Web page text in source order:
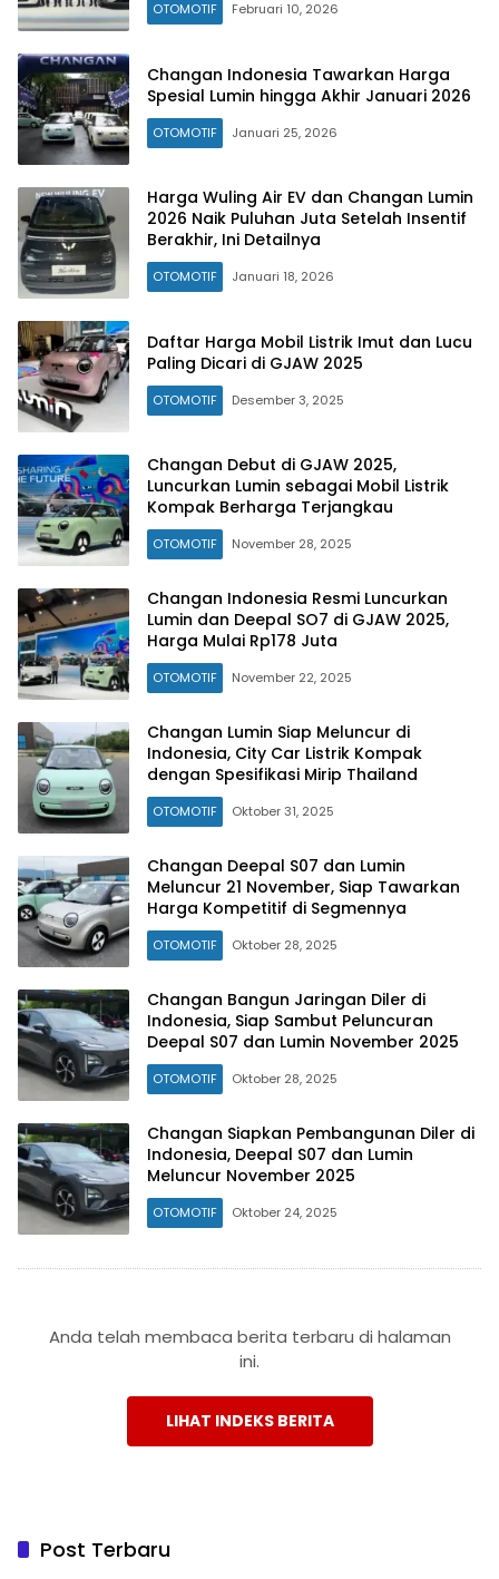
OTOMOTIF Februari 10, 2026
Changan Indonesia Tawarkan Harga
Spesial Lumin hingga Akhir Januari 2026
OTOMOTIF Januari 25, 2026
Harga Wuling Air EV dan Changan Lumin
2026 Naik Puluhan Juta Setelah Insentif
Berakhir, Ini Detailnya
OTOMOTIF Januari 18, 2026
Daftar Harga Mobil Listrik Imut dan Lucu
Paling Dicari di GJAW 2025
OTOMOTIF Desember 3, 2025
Changan Debut di GJAW 2025,
Luncurkan Lumin sebagai Mobil Listrik
Kompak Berharga Terjangkau
OTOMOTIF November 28, 2025
Changan Indonesia Resmi Luncurkan
Lumin dan Deepal SO7 di GJAW 2025,
Harga Mulai Rp178 Juta
OTOMOTIF November 22, 2025
Changan Lumin Siap Meluncur di
Indonesia, City Car Listrik Kompak
dengan Spesifikasi Mirip Thailand
OTOMOTIF Oktober 31, 2025
Changan Deepal S07 dan Lumin
Meluncur 21 November, Siap Tawarkan
Harga Kompetitif di Segmennya
OTOMOTIF Oktober 28, 2025
Changan Bangun Jaringan Diler di
Indonesia, Siap Sambut Peluncuran
Deepal S07 dan Lumin November 2025
OTOMOTIF Oktober 28, 2025
Changan Siapkan Pembangunan Diler di
Indonesia, Deepal S07 dan Lumin
Meluncur November 2025
OTOMOTIF Oktober 24, 2025
Anda telah membaca berita terbaru di halaman
ini.
LIHAT INDEKS BERITA
Post Terbaru